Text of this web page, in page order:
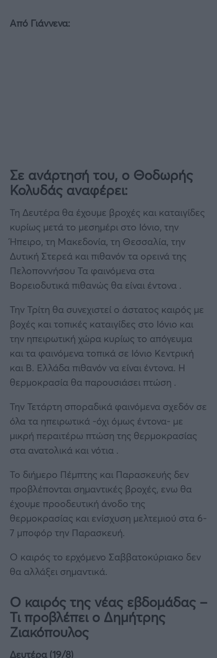
Από Γιάννενα:
Σε ανάρτησή του, ο Θοδωρής
Κολυδάς αναφέρει:
Τη Δευτέρα θα έχουμε βροχές και καταιγίδες
κυρίως μετά το μεσημέρι στο Ιόνιο, την
Ήπειρο, τη Μακεδονία, τη Θεσσαλία, την
Δυτική Στερεά και πιθανόν τα ορεινά της
Πελοποννήσου Τα φαινόμενα στα
Βορειοδυτικά πιθανώς θα είναι έντονα .
Την Τρίτη θα συνεχιστεί ο άστατος καιρός με
βοχές και τοπικές καταιγίδες στο Ιόνιο και
την ηπειρωτική χώρα κυρίως το απόγευμα
και τα φαινόμενα τοπικά σε Ιόνιο Κεντρική
και Β. Ελλάδα πιθανόν να είναι έντονα. Η
θερμοκρασία θα παρουσιάσει πτώση .
Την Τετάρτη σποραδικά φαινόμενα σχεδόν σε
όλα τα ηπειρωτικά -όχι όμως έντονα- με
μικρή περαιτέρω πτώση της θερμοκρασίας
στα ανατολικά και νότια .
Το διήμερο Πέμπτης και Παρασκευής δεν
προβλέπονται σημαντικές βροχές, ενω θα
έχουμε προοδευτική άνοδο της
θερμοκρασίας και ενίσχυση μελτεμιού στα 6-
7 μποφόρ την Παρασκευή.
Ο καιρός το ερχόμενο Σαββατοκύριακο δεν
θα αλλάξει σημαντικά.
Ο καιρός της νέας εβδομάδας –
Τι προβλέπει ο Δημήτρης
Ζιακόπουλος
Δευτέρα (19/8)